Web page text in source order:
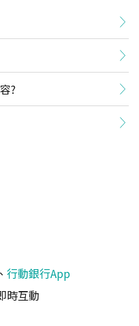
?
、 行動銀行App
時互動